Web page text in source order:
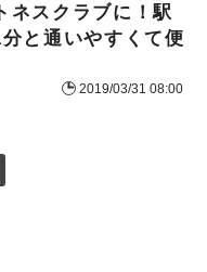
ネスクラブに！駅
と通いやすくて便
2019/03/31 08:00